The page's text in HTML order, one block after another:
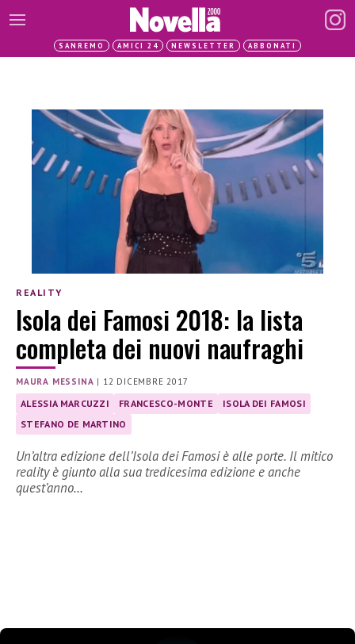
SANREMO AMICI 24 NEWSLETTER ABBONATI
REALITY
Isola dei Famosi 2018: la lista
completa dei nuovi naufraghi
MAURA MESSINA | 12 DICEMBRE 2017
ALESSIA MARCUZZI FRANCESCO-MONTE
ISOLA DEI FAMOSI
STEFANO DE MARTINO
Un’altra edizione dell’Isola dei Famosi è alle porte. Il mitico
reality è giunto alla sua tredicesima edizione e anche
quest’anno…